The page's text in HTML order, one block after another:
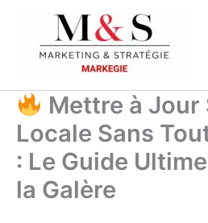
contenu
Mettre à Jour
Locale Sans
: Le Guide
la Galère